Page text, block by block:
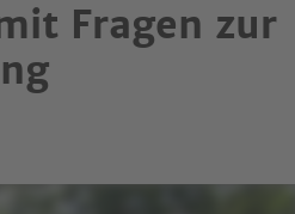
Fragen zur